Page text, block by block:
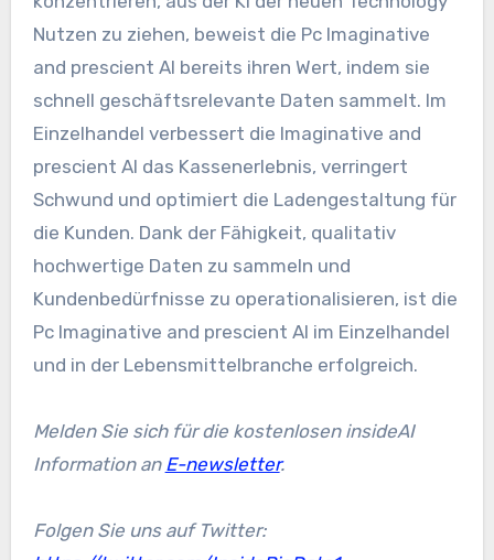
Nutzen zu ziehen, beweist die Pc Imaginative
and prescient AI bereits ihren Wert, indem sie
schnell geschäftsrelevante Daten sammelt. Im
Einzelhandel verbessert die Imaginative and
prescient AI das Kassenerlebnis, verringert
Schwund und optimiert die Ladengestaltung für
die Kunden. Dank der Fähigkeit, qualitativ
hochwertige Daten zu sammeln und
Kundenbedürfnisse zu operationalisieren, ist die
Pc Imaginative and prescient AI im Einzelhandel
und in der Lebensmittelbranche erfolgreich.
Melden Sie sich für die kostenlosen insideAI
Information an E-newsletter.
Folgen Sie uns auf Twitter: